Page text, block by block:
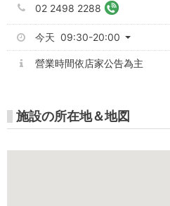
02 2498 2288
今天 09:30-20:00
營業時間依店家公告為主
施設の所在地＆地図